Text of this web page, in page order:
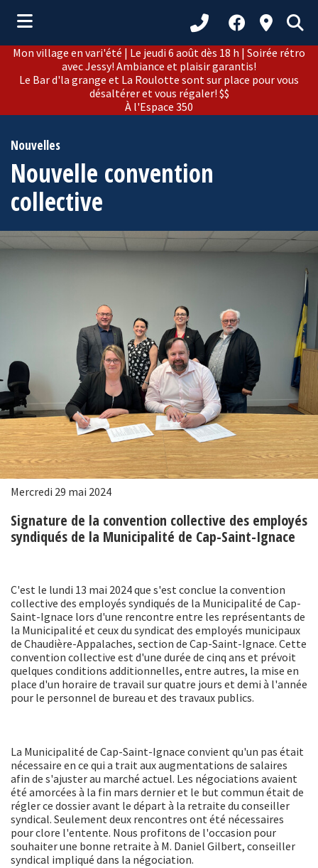
(Municipalité )
(Citoyens )
(Loisirs et culture )
(Développement )
(Tourisme )
Mon village en vari'été | Le jeudi 6 août dès 18 h | Soirée rétro
avec Jessy! Ambiance et plaisir garantis!
Le Bar d'la grange et La Roulotte sont sur place pour vous
désaltérer et vous régaler! $$
À l'Espace 350
Nouvelles
Nouvelle convention
collective
Mercredi 29 mai 2024
Signature de la convention collective des employés
syndiqués de la Municipalité de Cap-Saint-Ignace
C'est le lundi 13 mai 2024 que s'est conclue la convention
collective des employés syndiqués de la Municipalité de Cap-
Saint-Ignace lors d'une rencontre entre les représentants de
la Municipalité et ceux du syndicat des employés municipaux
de Chaudière-Appalaches, section de Cap-Saint-Ignace. Cette
convention collective est d'une durée de cinq ans et prévoit
quelques conditions additionnelles, entre autres, la mise en
place d'un horaire de travail sur quatre jours et demi à l'année
pour le personnel de bureau et des travaux publics.
La Municipalité de Cap-Saint-Ignace convient qu'un pas était
nécessaire en ce qui a trait aux augmentations de salaires
afin de s'ajuster au marché actuel. Les négociations avaient
été amorcées à la fin mars dernier et le but commun était de
régler ce dossier avant le départ à la retraite du conseiller
syndical. Seulement deux rencontres ont été nécessaires
pour clore l'entente. Nous profitons de l'occasion pour
souhaiter une bonne retraite à M. Daniel Gilbert, conseiller
syndical impliqué dans la négociation.